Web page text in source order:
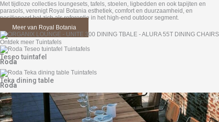
Met tijdloze collecties loungesets, tafels, stoelen, ligbedden en ook tapijten en
parasols, verenigt Royal Botania esthetiek, comfort en duurzaamheid, en
positioneert het zich als referentie in het high-end outdoor segment.
Meer van Royal Botania
Ontdek meer Tuintafels
Teseo tuintafel
Roda
Teka dining table
Roda